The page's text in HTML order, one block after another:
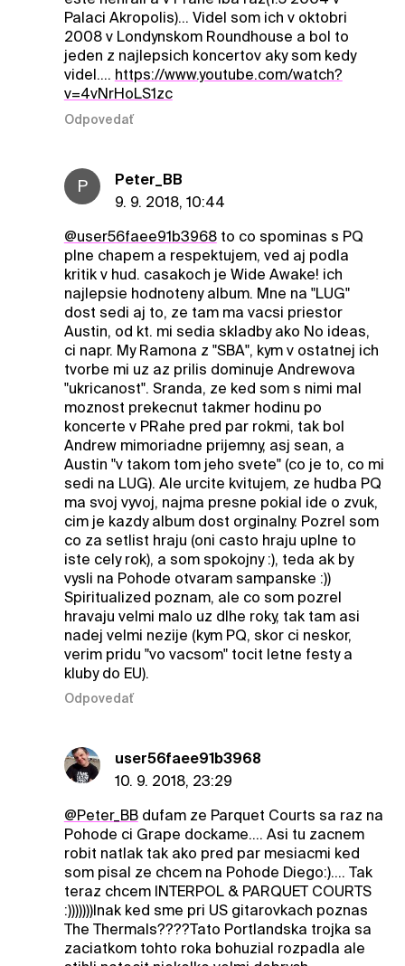
Palaci Akropolis)... Videl som ich v oktobri
2008 v Londynskom Roundhouse a bol to
jeden z najlepsich koncertov aky som kedy
videl.... https://www.youtube.com/watch?
v=4vNrHoLS1zc
Odpovedať
P
Peter_BB
9. 9. 2018, 10:44
@user56faee91b3968to co spominas s PQ
plne chapem a respektujem, ved aj podla
kritik v hud. casakoch je Wide Awake! ich
najlepsie hodnoteny album. Mne na "LUG"
dost sedi aj to, ze tam ma vacsi priestor
Austin, od kt. mi sedia skladby ako No ideas,
ci napr. My Ramona z "SBA", kym v ostatnej ich
tvorbe mi uz az prilis dominuje Andrewova
"ukricanost". Sranda, ze ked som s nimi mal
moznost prekecnut takmer hodinu po
koncerte v PRahe pred par rokmi, tak bol
Andrew mimoriadne prijemny, asj sean, a
Austin "v takom tom jeho svete" (co je to, co mi
sedi na LUG). Ale urcite kvitujem, ze hudba PQ
ma svoj vyvoj, najma presne pokial ide o zvuk,
cim je kazdy album dost orginalny. Pozrel som
co za setlist hraju (oni casto hraju uplne to
iste cely rok), a som spokojny :), teda ak by
vysli na Pohode otvaram sampanske :))
Spiritualized poznam, ale co som pozrel
hravaju velmi malo uz dlhe roky, tak tam asi
nadej velmi nezije (kym PQ, skor ci neskor,
verim pridu "vo vacsom" tocit letne festy a
kluby do EU).
Odpovedať
user56faee91b3968
10. 9. 2018, 23:29
@Peter_BBdufam ze Parquet Courts sa raz na
Pohode ci Grape dockame.... Asi tu zacnem
robit natlak tak ako pred par mesiacmi ked
som pisal ze chcem na Pohode Diego:).... Tak
teraz chcem INTERPOL & PARQUET COURTS
:)))))))Inak ked sme pri US gitarovkach poznas
The Thermals????Tato Portlandska trojka sa
zaciatkom tohto roka bohuzial rozpadla ale